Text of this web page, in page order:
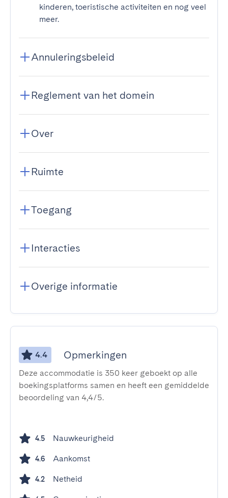
kinderen, toeristische activiteiten en nog veel
meer.
Annuleringsbeleid
Reglement van het domein
Over
Ruimte
Toegang
Interacties
Overige informatie
4.4 Opmerkingen
Deze accommodatie is 350 keer geboekt op alle
boekingsplatforms samen en heeft een gemiddelde
beoordeling van 4,4/5.
4.5 Nauwkeurigheid
4.6 Aankomst
4.2 Netheid